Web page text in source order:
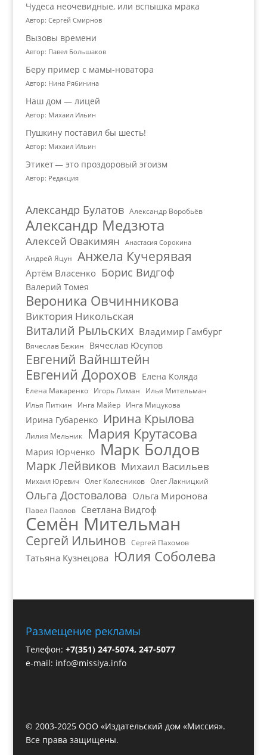
Чудеса неочевидные, или вспышка мрака
Автор: Сергей Смирнов
Вызовы времени
Автор: Павел Большаков
Беру пример с мамы-новатора
Автор: Нина Рябинина
Наш дом — лицей
Автор: Михаил Ильин
Пушкину поставил бы шесть!
Автор: Михаил Ильин
Этикет — это проздоровый эгоизм
Автор: Редакция
Александр Булатов Александр Воробьёв
Александр Медзюта
Алексей Овакимян Анастасия Сорокина
Андрей Яцун Анжела Кучерявая
Артём Власенко Борис Видгоф
Валерий Томея
Вероника Овчинникова
Виктория Никольская
Виталий Рыльских Владимир Гамбург
Вячеслав Бежин Вячеслав Юсупов
Евгений Вайнштейн
Евгений Дорохов Елена Коляда
Елена Макаренко Игорь Лиман
Илья Мительман
Илья Питкин
Инга Майер Инга Мицукова
Ирина Губаренко Ирина Крылова
Лилия Мельник Мария Крутасова
Мария Юрченко Марк Болдов
Марк Лейвиков Михаил Васильев
Михаил Юревич Олег Колесников Олег Лакницкий
Ольга Достовалова Ольга Миронова
Павел Павлов Светлана Видгоф
Семён Мительман
Сергей Ильинов Сергей Пахомов
Татьяна Кузнецова Юлия Соболева
Размещение рекламы
Телефон: +7(351) 247-5074, 247-5077
e-mail: info@missiya.info
© 2003-2025 ООО «Издательский дом «Миссия».
Все права защищены.